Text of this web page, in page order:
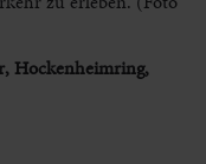
Hockenheimring,